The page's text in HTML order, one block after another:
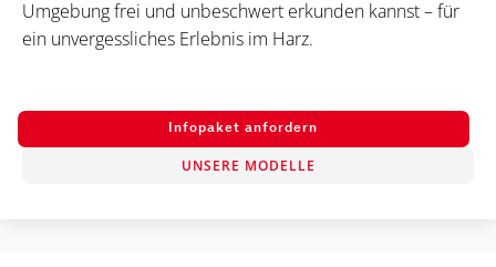
Umgebung frei und unbeschwert erkunden kannst – für
ein unvergessliches Erlebnis im Harz.
Infopaket anfordern
UNSERE MODELLE